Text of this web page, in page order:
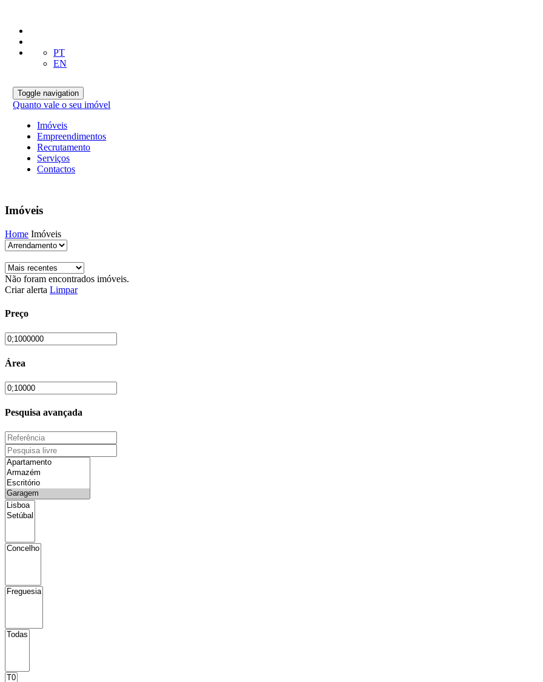
PT
EN
Toggle navigation
Quanto vale o seu imóvel
Imóveis
Empreendimentos
Recrutamento
Serviços
Contactos
Imóveis
Home Imóveis
Não foram encontrados imóveis.
Criar alerta Limpar
Preço
Área
Pesquisa avançada